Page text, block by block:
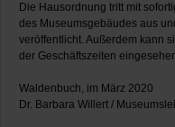
Die Hausordnung tritt mit
des Museumsgebäudes aus
veröffentlicht. Außerdem kann
der Geschäftszeiten
Waldenbuch, im März 2020
Dr. Barbara Willert /